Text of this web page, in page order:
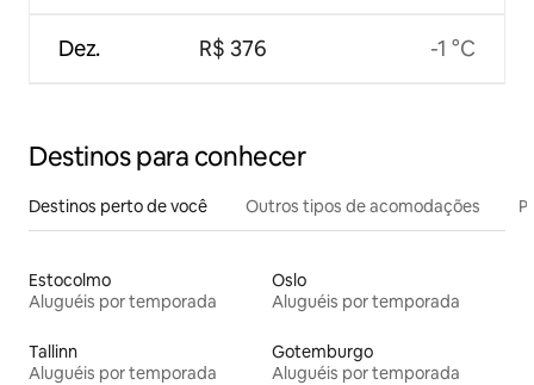
Dez. R$ 376 -1 °C
Destinos para conhecer
Destinos perto de você Outros tipos de acomodações
Estocolmo
Aluguéis por temporada
Oslo
Aluguéis por temporada
Tallinn
Aluguéis por temporada
Gotemburgo
Aluguéis por temporada